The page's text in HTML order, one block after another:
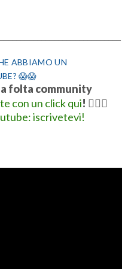
ABBIAMO UN
😱😱
folta community
con un click qui! 👍🏻💋
iscrivetevi!